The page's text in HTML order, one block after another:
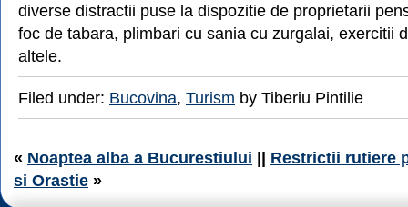
diverse distractii puse la dispozitie de proprietarii
foc de tabara, plimbari cu sania cu zurgalai, exercitii
altele.
Filed under: Bucovina, Turism by Tiberiu Pintilie
« Noaptea alba a Bucurestiului || Restrictii rutiere
si Orastie »